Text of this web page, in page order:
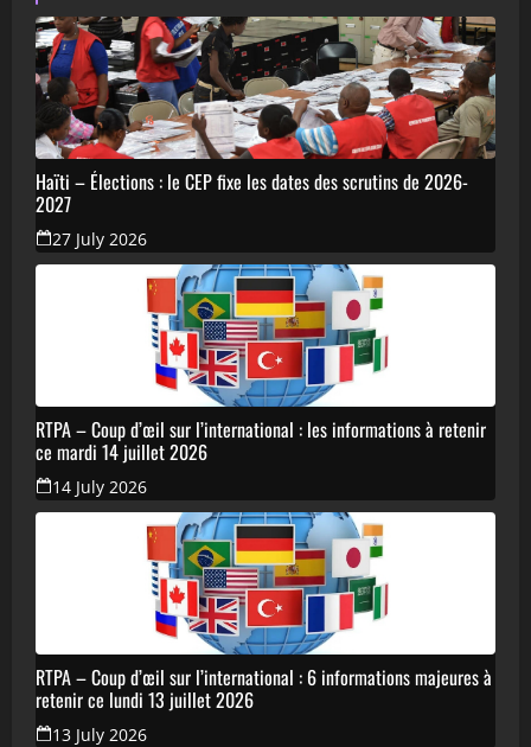
Haïti – Élections : le CEP fixe les dates des scrutins de 2026-
2027
27 July 2026
RTPA – Coup d’œil sur l’international : les informations à retenir
ce mardi 14 juillet 2026
14 July 2026
RTPA – Coup d’œil sur l’international : 6 informations majeures à
retenir ce lundi 13 juillet 2026
13 July 2026